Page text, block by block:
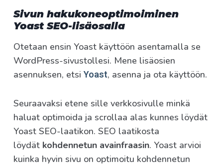
Sivun hakukoneoptimoiminen
Yoast SEO-lisäosalla
Otetaan ensin Yoast käyttöön asentamalla se
WordPress-sivustollesi. Mene lisäosien
asennuksen, etsi Yoast, asenna ja ota käyttöön.
Seuraavaksi etene sille verkkosivulle minkä
haluat optimoida ja scrollaa alas kunnes löydät
Yoast SEO-laatikon. SEO laatikosta
löydät kohdennetun avainfraasin. Yoast arvioi
kuinka hyvin sivu on optimoitu kohdennetun